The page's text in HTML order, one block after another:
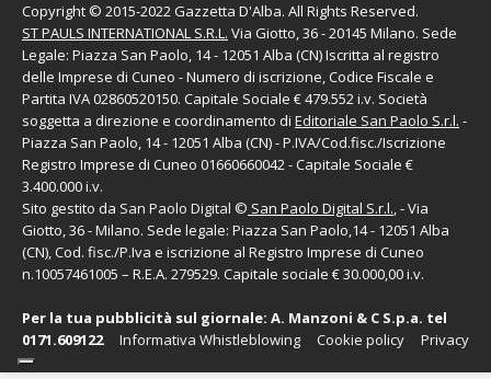
Copyright © 2015-2022 Gazzetta D'Alba. All Rights Reserved.
ST PAULS INTERNATIONAL S.R.L. Via Giotto, 36 - 20145 Milano. Sede
Legale: Piazza San Paolo, 14 - 12051 Alba (CN) Iscritta al registro
delle Imprese di Cuneo - Numero di iscrizione, Codice Fiscale e
Partita IVA 02860520150. Capitale Sociale € 479.552 i.v. Società
soggetta a direzione e coordinamento di Editoriale San Paolo S.r.l. -
Piazza San Paolo, 14 - 12051 Alba (CN) - P.IVA/Cod.fisc./Iscrizione
Registro Imprese di Cuneo 01660660042 - Capitale Sociale €
3.400.000 i.v.
Sito gestito da San Paolo Digital © San Paolo Digital S.r.l., - Via
Giotto, 36 - Milano. Sede legale: Piazza San Paolo,14 - 12051 Alba
(CN), Cod. fisc./P.Iva e iscrizione al Registro Imprese di Cuneo
n.10057461005 – R.E.A. 279529. Capitale sociale € 30.000,00 i.v.
Per la tua pubblicità sul giornale: A. Manzoni & C S.p.a. tel
0171.609122
Privacy
Cookie policy
Informativa Whistleblowing